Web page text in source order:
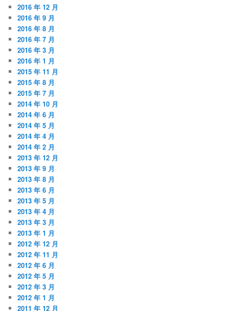
2016 年 12 月
2016 年 9 月
2016 年 8 月
2016 年 7 月
2016 年 3 月
2016 年 1 月
2015 年 11 月
2015 年 8 月
2015 年 7 月
2014 年 10 月
2014 年 6 月
2014 年 5 月
2014 年 4 月
2014 年 2 月
2013 年 12 月
2013 年 9 月
2013 年 8 月
2013 年 6 月
2013 年 5 月
2013 年 4 月
2013 年 3 月
2013 年 1 月
2012 年 12 月
2012 年 11 月
2012 年 6 月
2012 年 5 月
2012 年 3 月
2012 年 1 月
2011 年 12 月